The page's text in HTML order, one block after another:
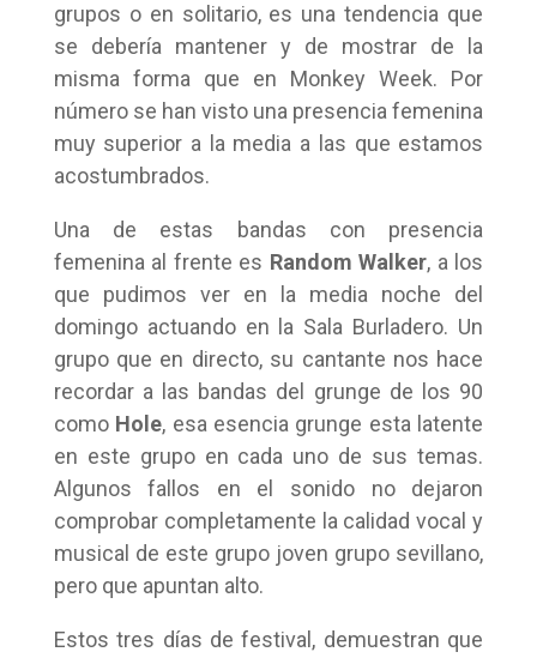
grupos o en solitario, es una tendencia que
se debería mantener y de mostrar de la
misma forma que en Monkey Week. Por
número se han visto una presencia femenina
muy superior a la media a las que estamos
acostumbrados.
Una de estas bandas con presencia
femenina al frente es Random Walker, a los
que pudimos ver en la media noche del
domingo actuando en la Sala Burladero. Un
grupo que en directo, su cantante nos hace
recordar a las bandas del grunge de los 90
como Hole, esa esencia grunge esta latente
en este grupo en cada uno de sus temas.
Algunos fallos en el sonido no dejaron
comprobar completamente la calidad vocal y
musical de este grupo joven grupo sevillano,
pero que apuntan alto.
Estos tres días de festival, demuestran que